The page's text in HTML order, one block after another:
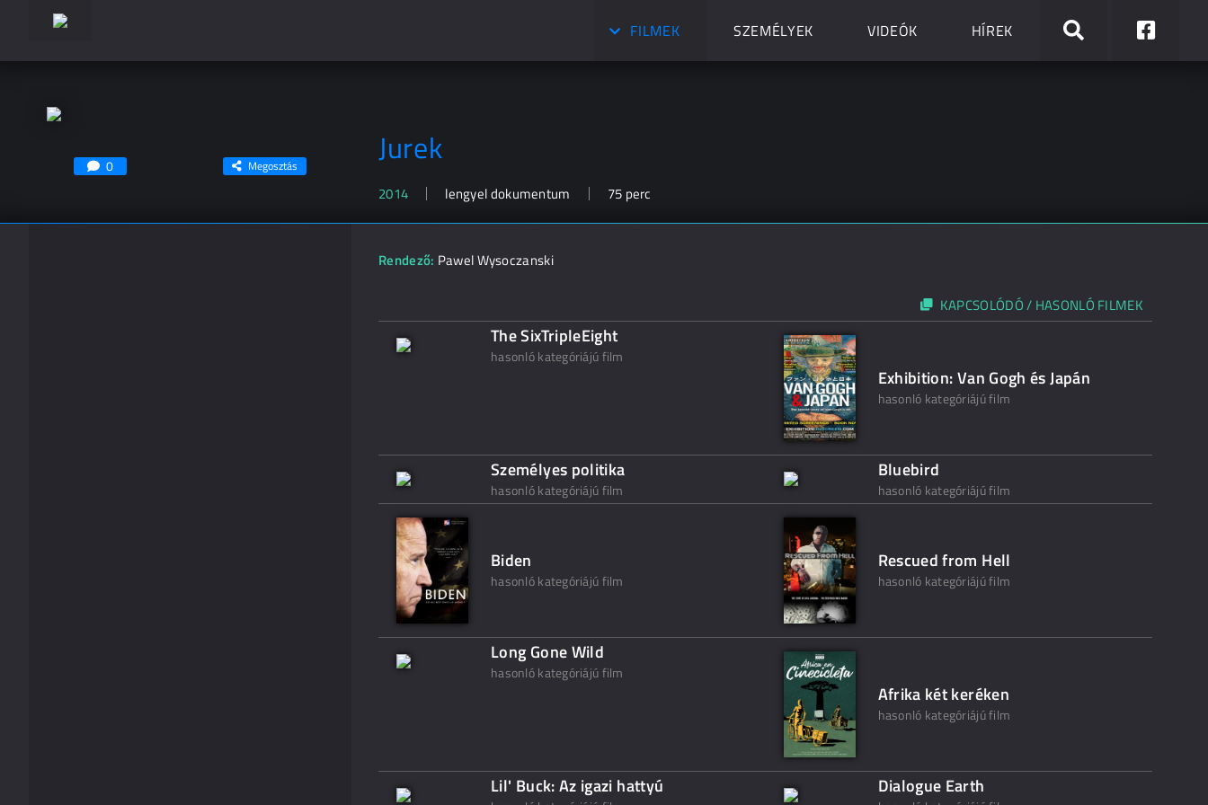
FILMEK SZEMÉLYEK VIDEÓK HÍREK
Jurek
2014 lengyel dokumentum 75 perc
0 Megosztás
Rendező: Pawel Wysoczanski
KAPCSOLÓDÓ / HASONLÓ FILMEK
The SixTripleEight
hasonló kategóriájú film
Exhibition: Van Gogh és Japán
hasonló kategóriájú film
Személyes politika
hasonló kategóriájú film
Bluebird
hasonló kategóriájú film
Biden
hasonló kategóriájú film
Rescued from Hell
hasonló kategóriájú film
Long Gone Wild
hasonló kategóriájú film
Afrika két keréken
hasonló kategóriájú film
Lil' Buck: Az igazi hattyú Dialogue Earth